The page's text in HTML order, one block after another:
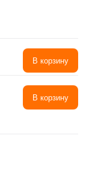
В корзину
В корзину